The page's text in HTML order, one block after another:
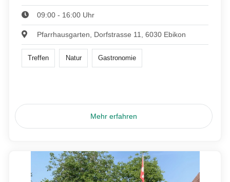
09:00 - 16:00 Uhr
Pfarrhausgarten, Dorfstrasse 11, 6030 Ebikon
Treffen Natur Gastronomie
Mehr erfahren